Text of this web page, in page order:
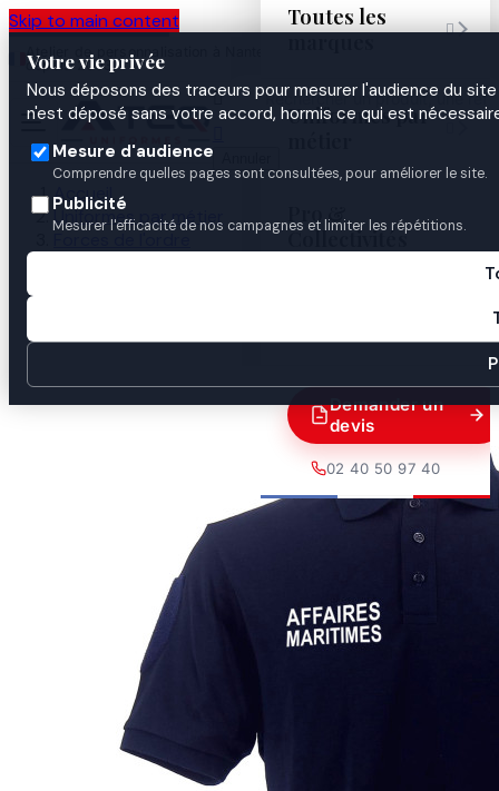
Skip to main content
Votre vie privée
Nous déposons des traceurs pour mesurer l'audience du
n'est déposé sans votre accord, hormis ce qui est
Mesure d'audience
Comprendre quelles pages sont consultées, pour améliorer le site.
Publicité
Mesurer l'efficacité de nos campagnes et limiter les répétitions.
Atelier de personnalisation à Nantes
depuis 2003

Toutes les
marques

Uniformes par
Pro &
Collectivités
Demander un
devis
02 40 50 97 40
Accueil
Uniformes par métier